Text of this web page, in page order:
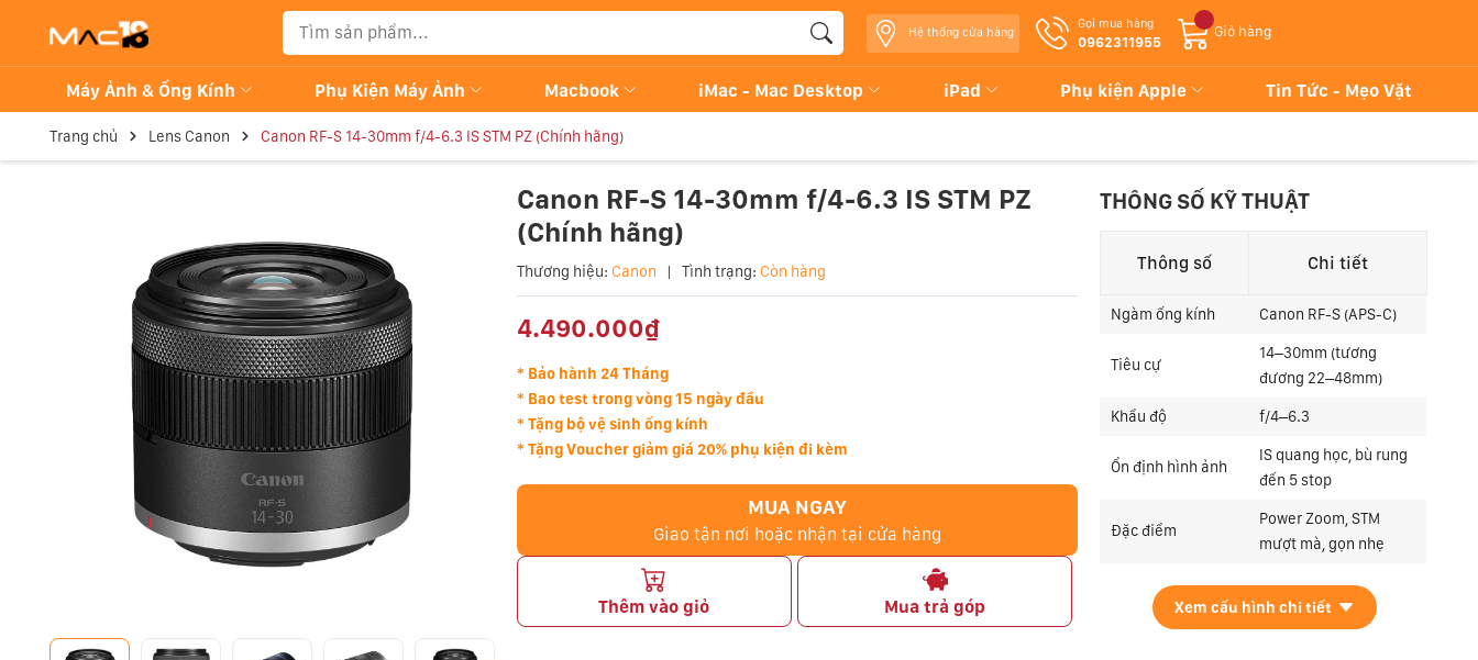
Hệ thống cửa hàng
Gọi mua hàng
0962311955
Giỏ hàng
Máy Ảnh & Ống Kính Phụ Kiện Máy Ảnh Macbook iMac - Mac Desktop iPad Phụ kiện Apple Tin Tức - Mẹo Vặt
Trang chủ Lens Canon Canon RF-S 14-30mm f/4-6.3 IS STM PZ (Chính hãng)
Canon RF-S 14-30mm f/4-6.3 IS STM PZ
(Chính hãng)
Thương hiệu: Canon | Tình trạng: Còn hàng
4.490.000₫
* Bảo hành 24 Tháng
* Bao test trong vòng 15 ngày đầu
* Tặng bộ vệ sinh ống kính
* Tặng Voucher giảm giá 20% phụ kiện đi kèm
MUA NGAY
Giao tận nơi hoặc nhận tại cửa hàng
Thêm vào giỏ Mua trả góp
THÔNG SỐ KỸ THUẬT
Thông số Chi tiết
Ngàm ống kính Canon RF-S (APS-C)
Tiêu cự
14–30mm (tương
đương 22–48mm)
Khẩu độ f/4–6.3
Ổn định hình ảnh
IS quang học, bù rung
đến 5 stop
Đặc điểm
Power Zoom, STM
mượt mà, gọn nhẹ
Xem cấu hình chi tiết